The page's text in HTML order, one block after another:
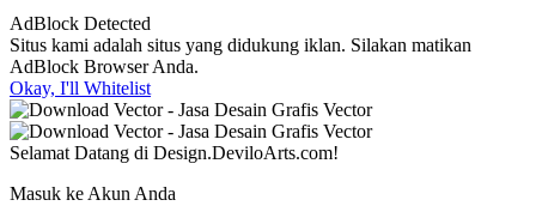
AdBlock Detected
Situs kami adalah situs yang didukung iklan. Silakan matikan
AdBlock Browser Anda.
Okay, I'll Whitelist
Selamat Datang di Design.DeviloArts.com!
Masuk ke Akun Anda